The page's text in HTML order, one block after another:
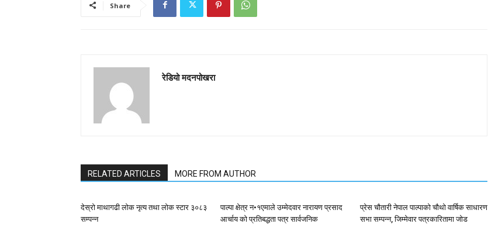
Share
रेडियो मदनपोखरा
RELATED ARTICLES MORE FROM AUTHOR
देस्राे माथागढी लाेक नृत्य तथा लाेक स्टार ३०८३
सम्पन्न
पाल्पा क्षेत्र न•१एमाले उम्मेदवार नारायण प्रसाद
आर्चाय काे प्रतिबद्धता पत्र सार्वजनिक
प्रेस चौतारी नेपाल पाल्पाको चौथो वार्षिक साधारण
सभा सम्पन्न, जिम्मेवार पत्रकारितामा जोड